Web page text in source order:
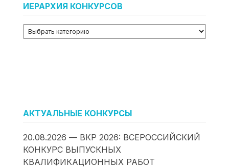
ИЕРАРХИЯ КОНКУРСОВ
АКТУАЛЬНЫЕ КОНКУРСЫ
20.08.2026 — ВКР 2026: ВСЕРОССИЙСКИЙ
КОНКУРС ВЫПУСКНЫХ
КВАЛИФИКАЦИОННЫХ РАБОТ